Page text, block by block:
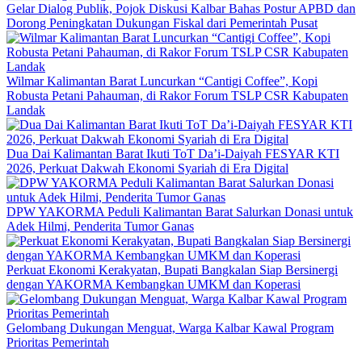
Gelar Dialog Publik, Pojok Diskusi Kalbar Bahas Postur APBD dan
Dorong Peningkatan Dukungan Fiskal dari Pemerintah Pusat
Wilmar Kalimantan Barat Luncurkan “Cantigi Coffee”, Kopi
Robusta Petani Pahauman, di Rakor Forum TSLP CSR Kabupaten
Landak
Dua Dai Kalimantan Barat Ikuti ToT Da’i-Daiyah FESYAR KTI
2026, Perkuat Dakwah Ekonomi Syariah di Era Digital
DPW YAKORMA Peduli Kalimantan Barat Salurkan Donasi untuk
Adek Hilmi, Penderita Tumor Ganas
Perkuat Ekonomi Kerakyatan, Bupati Bangkalan Siap Bersinergi
dengan YAKORMA Kembangkan UMKM dan Koperasi
Gelombang Dukungan Menguat, Warga Kalbar Kawal Program
Prioritas Pemerintah